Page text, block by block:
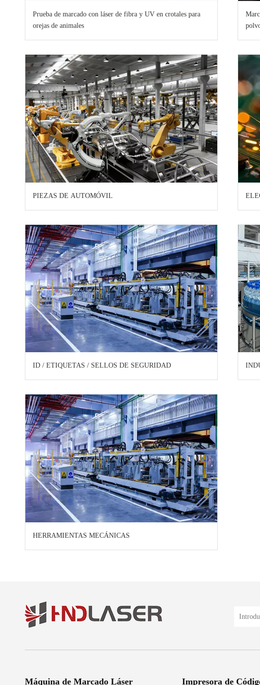
Prueba de marcado con láser de fibra y UV en crotales para
orejas de animales
PIEZAS DE AUTOMÓVIL
ID / ETIQUETAS / SELLOS DE SEGURIDAD
HERRAMIENTAS MECÁNICAS
Máquina de Marcado Láser Impresora de